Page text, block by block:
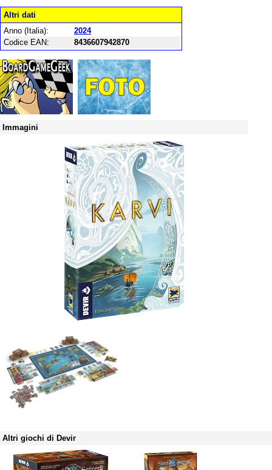
Altri dati
Anno (Italia):
2024
Codice EAN:
8436607942870
Immagini
Altri giochi di Devir